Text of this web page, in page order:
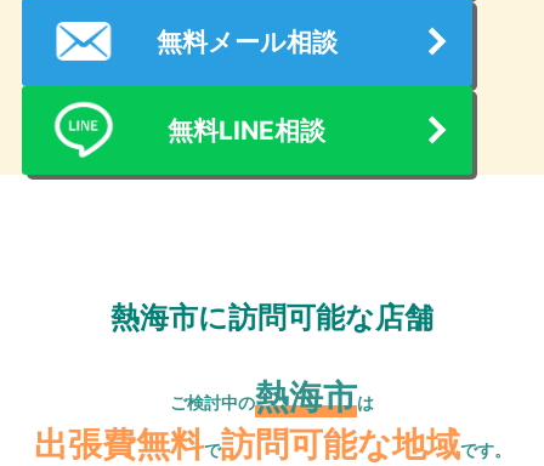
無料メール相談
無料LINE相談
熱海市に訪問可能な店舗
ご検討中の熱海市は
出張費無料で訪問可能な地域です。